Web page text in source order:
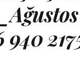
940